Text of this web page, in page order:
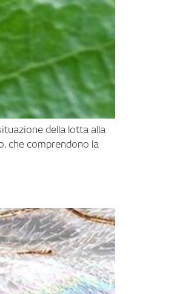
della lotta alla
che comprendono la